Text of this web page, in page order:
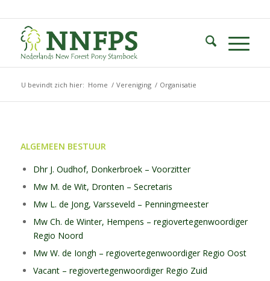
U bevindt zich hier: Home / Vereniging / Organisatie
ALGEMEEN BESTUUR
Dhr J. Oudhof, Donkerbroek – Voorzitter
Mw M. de Wit, Dronten – Secretaris
Mw L. de Jong, Varsseveld – Penningmeester
Mw Ch. de Winter, Hempens – regiovertegenwoordiger
Regio Noord
Mw W. de Iongh – regiovertegenwoordiger Regio Oost
Vacant – regiovertegenwoordiger Regio Zuid